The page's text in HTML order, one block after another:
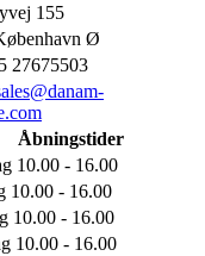
155
Ø
27675503
Åbningstider
10.00 - 16.00
10.00 - 16.00
10.00 - 16.00
10.00 - 16.00